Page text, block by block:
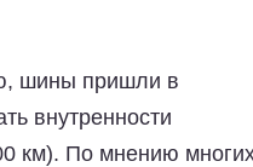
шины пришли в
внутренности
км). По мнению